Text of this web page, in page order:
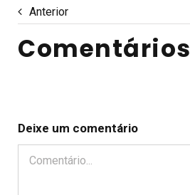
Anterior
Comentários
Deixe um comentário
Comentário